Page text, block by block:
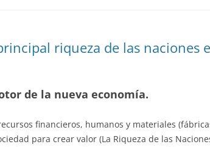
riqueza de las naciones
de la nueva economía.
financieros, humanos y materiales
para crear valor (La Riqueza de las